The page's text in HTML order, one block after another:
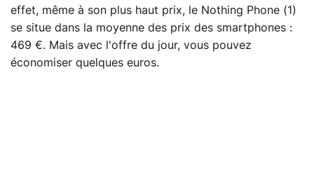
effet, même à son plus haut prix, le Nothing Phone (1)
se situe dans la moyenne des prix des smartphones :
469 €. Mais avec l'offre du jour, vous pouvez
économiser quelques euros.